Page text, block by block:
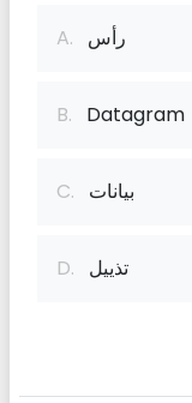
A. رأس
B. Datagram
C. بيانات
D. تذييل